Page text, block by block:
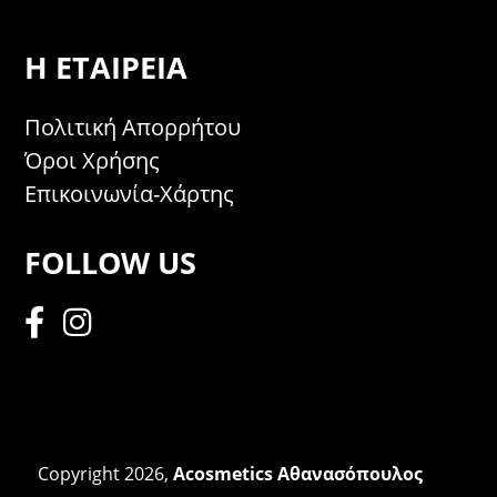
Η ΕΤΑΙΡΕΊΑ
Πολιτική Απορρήτου
Όροι Χρήσης
Επικοινωνία-Χάρτης
FOLLOW US
Copyright 2026, Acosmetics Αθανασόπουλος